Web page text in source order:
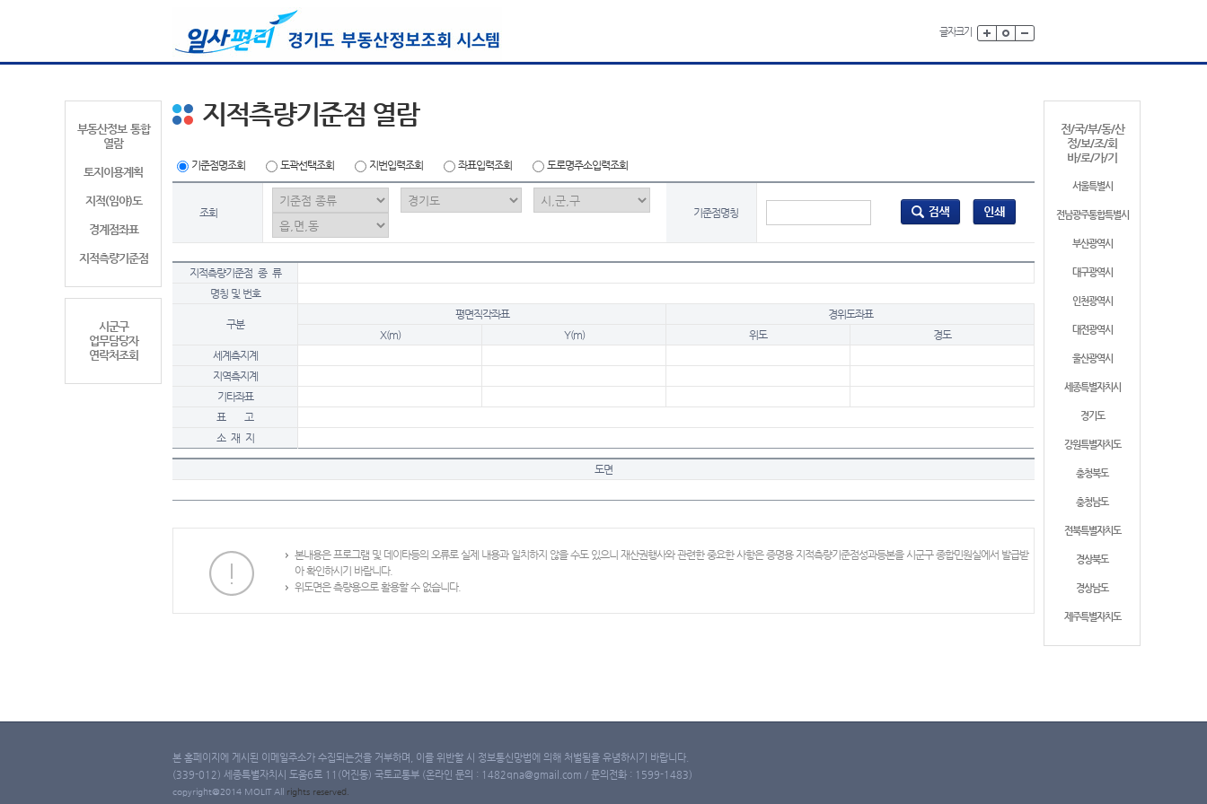
글자크기
부동산정보 통합
열람
토지이용계획
지적(임야)도
경계점좌표
지적측량기준점
시군구
업무담당자
연락처조회
전/국/부/동/산
정/보/조/회
바/로/가/기
서울특별시
전남광주통합특별시
부산광역시
대구광역시
인천광역시
대전광역시
울산광역시
세종특별자치시
경기도
강원특별자치도
충청북도
충청남도
전북특별자치도
경상북도
경상남도
제주특별자치도
지적측량기준점 열람
기준점명조회 도곽선택조회 지번입력조회 좌표입력조회 도로명주소입력조회
조회 기준점명칭
지적측량기준점 종 류
명칭 및 번호
구분
평면직각좌표
경위도좌표
X(m)
Y(m) 위도
경도
세계측지계
지역측지계
기타좌표
표 고
소 재 지
도면
본내용은 프로그램 및 데이타등의 오류로 실제 내용과 일치하지 않을 수도 있으니 재산권행사와 관련한 중요한 사항은 증명용 지적측량기준점성과등본을 시군구 종합민원실에서 발급받
아 확인하시기 바랍니다.
위도면은 측량용으로 활용할 수 없습니다.
본 홈페이지에 게시된 이메일주소가 수집되는것을 거부하며, 이를 위반할 시 정보통신망법에 의해 처벌됨을 유념하시기 바랍니다.
(339-012) 세종특별자치시 도움6로 11(어진동) 국토교통부 (온라인 문의 : 1482qna@gmail.com / 문의전화 : 1599-1483)
copyright@2014 MOLIT All rights reserved.